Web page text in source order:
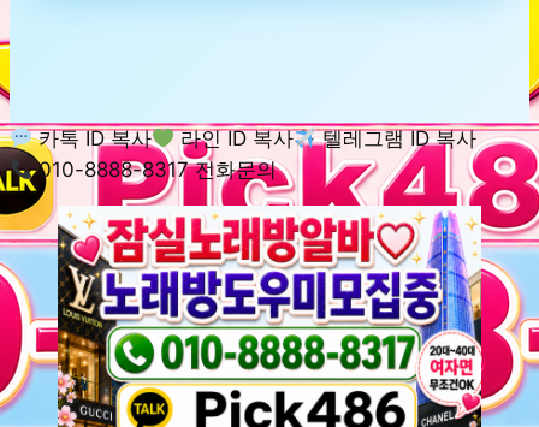
카톡 ID 복사 라인 ID 복사
텔레그램 ID 복사
010-8888-8317 전화문의